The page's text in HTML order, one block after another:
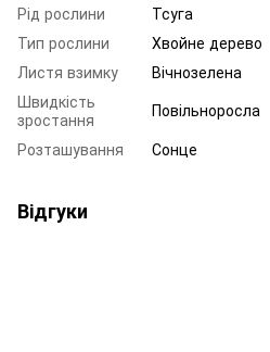
Рід рослини
Тсуга
Тип рослини
Хвойне дерево
Листя взимку
Вічнозелена
Швидкість
зростання
Повільноросла
Розташування
Сонце
Відгуки